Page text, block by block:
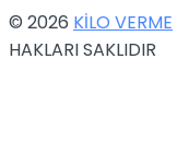
© 2026 KİLO VERME
HAKLARI SAKLIDIR